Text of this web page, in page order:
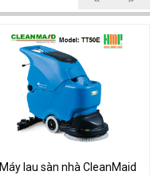
Máy lau sàn nhà CleanMaid